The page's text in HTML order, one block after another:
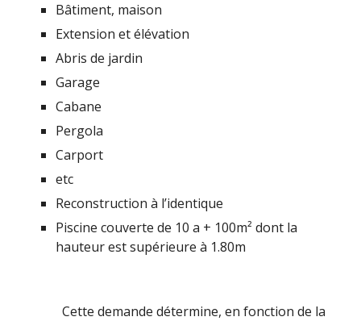
Bâtiment, maison
Extension et élévation
Abris de jardin
Garage
Cabane
Pergola
Carport
etc
Reconstruction à l’identique
Piscine couverte de 10 a + 100m² dont la
hauteur est supérieureà 1.80m
Cette demande détermine, en fonction de la